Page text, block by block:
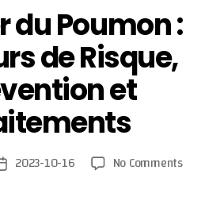
du Poumon :
de Risque,
et
Post2023-10-16 No Commentson